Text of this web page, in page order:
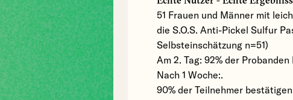
51 Frauen und Männer mit
die S.O.S. Anti-Pickel Sulfur
Selbsteinschätzung n=51)
Am 2. Tag: 92% der
Nach 1 Woche:.
90% der Teilnehmer